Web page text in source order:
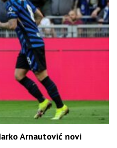
Arnautović novi